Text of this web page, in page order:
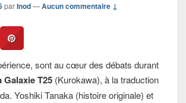
parInod—Aucun commentaire ↓
sont au cœur des débats durant
Galaxie T25 (Kurokawa), à la traduction
Yoshiki Tanaka (histoire originale) et